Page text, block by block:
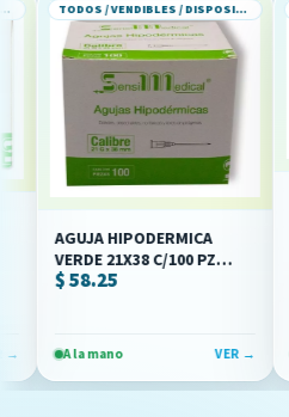
TODOS / VENDIBLES / DISPOSITIVO MEDICO
AGUJA HIPODERMICA
VERDE 21X38 C/100 PZ
(SENSIMEDICAL/JAYOR)
$ 58.25
A la mano VER →
$
A